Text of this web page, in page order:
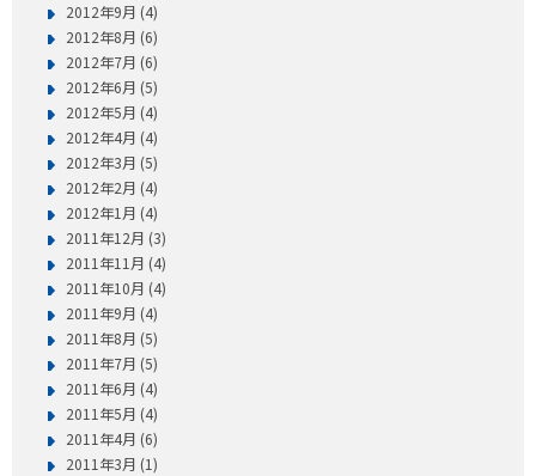
2012年9月 (4)
2012年8月 (6)
2012年7月 (6)
2012年6月 (5)
2012年5月 (4)
2012年4月 (4)
2012年3月 (5)
2012年2月 (4)
2012年1月 (4)
2011年12月 (3)
2011年11月 (4)
2011年10月 (4)
2011年9月 (4)
2011年8月 (5)
2011年7月 (5)
2011年6月 (4)
2011年5月 (4)
2011年4月 (6)
2011年3月 (1)